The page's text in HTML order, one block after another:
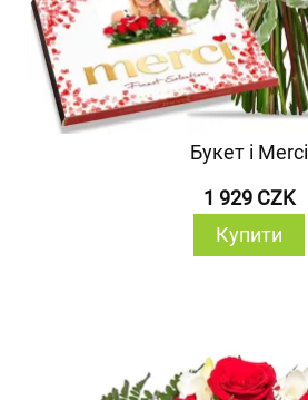
Букет і Merci
1 929 CZK
Купити